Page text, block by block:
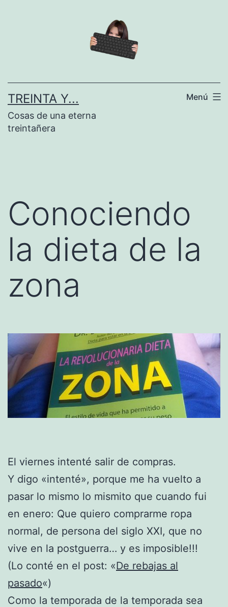
TREINTA Y...
Cosas de una eterna
treintañera
Menú
Conociendo
la dieta de la
zona
El viernes intenté salir de compras.
Y digo «intenté», porque me ha vuelto a
pasar lo mismo lo mismito que cuando fui
en enero: Que quiero comprarme ropa
normal, de persona del siglo XXI, que no
vive en la postguerra… y es imposible!!!
(Lo conté en el post: «De rebajas al
pasado«)
Como la temporada de la temporada sea